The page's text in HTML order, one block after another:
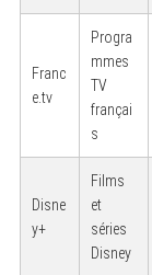
Franc
e.tv
Progra
mmes
TV
françai
s
Disne
y+
Films
et
séries
Disney